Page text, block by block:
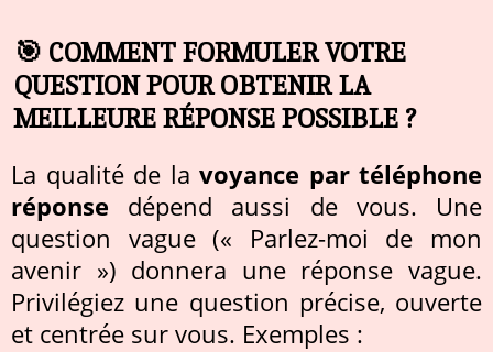
🎯 COMMENT FORMULER VOTRE
QUESTION POUR OBTENIR LA
MEILLEURE RÉPONSE POSSIBLE ?
La qualité de la voyance par téléphone
réponse dépend aussi de vous. Une
question vague (« Parlez-moi de mon
avenir ») donnera une réponse vague.
Privilégiez une question précise, ouverte
et centrée sur vous. Exemples :